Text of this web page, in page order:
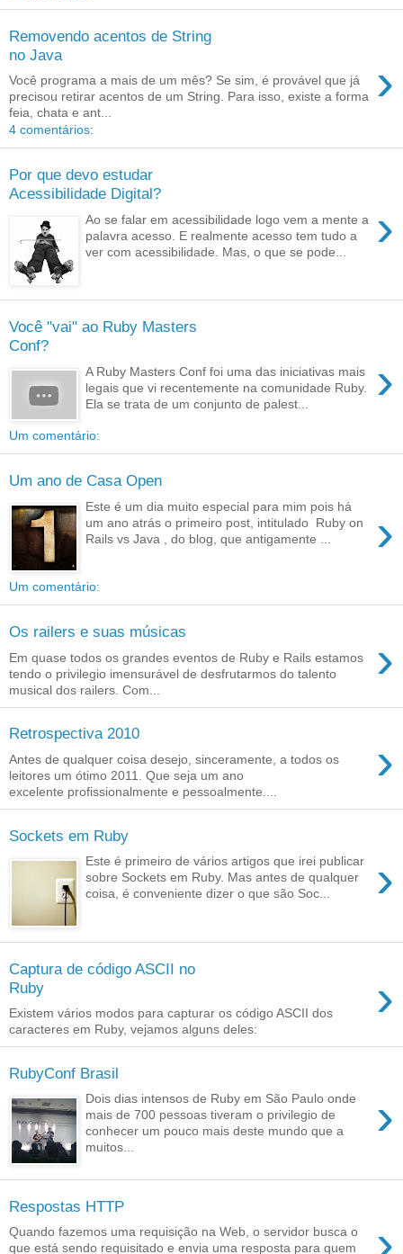
Removendo acentos de String
no Java
›
Você programa a mais de um mês? Se sim, é provável que já
precisou retirar acentos de um String. Para isso, existe a forma
feia, chata e ant...
4 comentários:
Por que devo estudar
Acessibilidade Digital?
›
Ao se falar em acessibilidade logo vem a mente a
palavra acesso. E realmente acesso tem tudo a
ver com acessibilidade. Mas, o que se pode...
Você "vai" ao Ruby Masters
Conf?
›
A Ruby Masters Conf foi uma das iniciativas mais
legais que vi recentemente na comunidade Ruby.
Ela se trata de um conjunto de palest...
Um comentário:
Um ano de Casa Open
›
Este é um dia muito especial para mim pois há
um ano atrás o primeiro post, intitulado Ruby on
Rails vs Java , do blog, que antigamente ...
Um comentário:
Os railers e suas músicas ›
Em quase todos os grandes eventos de Ruby e Rails estamos
tendo o privilegio imensurável de desfrutarmos do talento
musical dos railers. Com...
Retrospectiva 2010 ›
Antes de qualquer coisa desejo, sinceramente, a todos os
leitores um ótimo 2011. Que seja um ano
excelente profissionalmente e pessoalmente....
Sockets em Ruby
›
Este é primeiro de vários artigos que irei publicar
sobre Sockets em Ruby. Mas antes de qualquer
coisa, é conveniente dizer o que são Soc...
Captura de código ASCII no
Ruby
›
Existem vários modos para capturar os código ASCII dos
caracteres em Ruby, vejamos alguns deles:
RubyConf Brasil
›
Dois dias intensos de Ruby em São Paulo onde
mais de 700 pessoas tiveram o privilegio de
conhecer um pouco mais deste mundo que a
muitos...
Respostas HTTP
Quando fazemos uma requisição na Web, o servidor busca o
que está sendo requisitado e envia uma resposta para quem